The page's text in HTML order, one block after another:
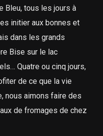
Bleu, tous les jours à
initier aux bonnes et
dans les grands
Bise sur le lac
Quatre ou cinq jours,
de ce que la vie
nous aimons faire des
de fromages de chez